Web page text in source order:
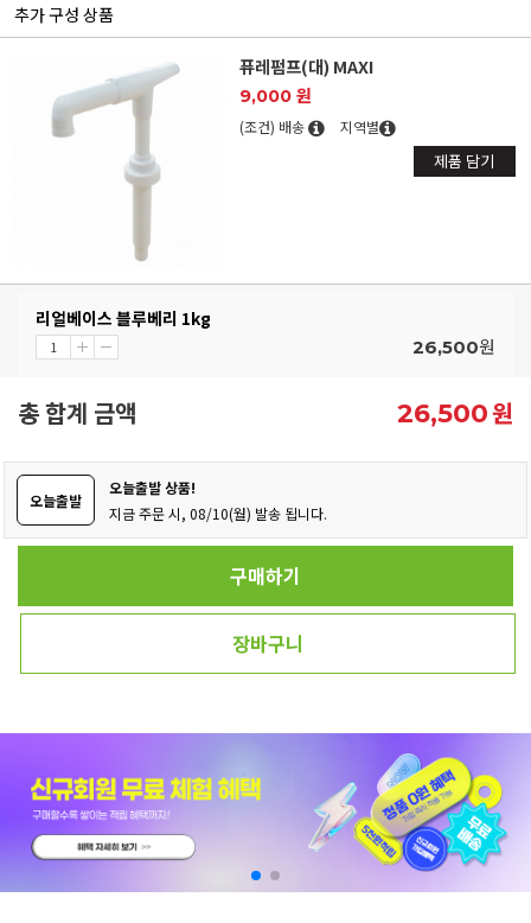
추가 구성 상품
퓨레펌프(대) MAXI
9,000 원
(조건) 배송 지역별
제품 담기
리얼베이스 블루베리 1kg
26,500원
총 합계 금액 26,500원
오늘출발
오늘출발 상품!
지금 주문 시, 08/10(월) 발송 됩니다.
구매하기
장바구니